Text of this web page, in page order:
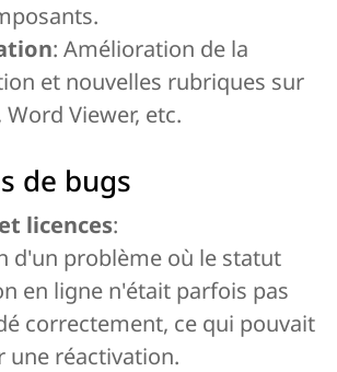
: Amélioration de la
et nouvelles rubriques sur
Word Viewer, etc.
de bugs
licences:
d'un problème où le statut
en ligne n'était parfois pas
correctement, ce qui pouvait
une réactivation.